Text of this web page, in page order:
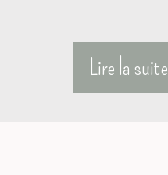
Lire la suite